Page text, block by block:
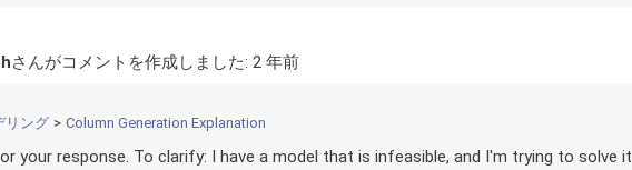
さんがコメントを作成しました: 2 年前
リング Column Generation Explanation
your response. To clarify: I have a model that is infeasible, and I'm trying to solve it